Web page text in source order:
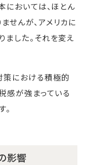
においては、ほとん
せんが、アメリカに
した。それを変え
策における積極的
感が強まっている
影響